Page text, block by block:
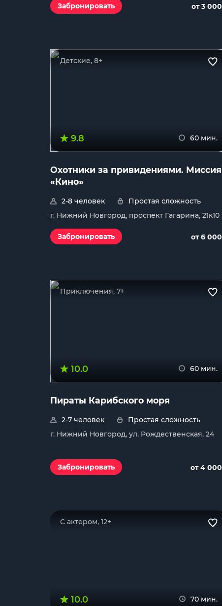
Забронировать от 3 000
Детские, 8+
9.8 60 мин.
Охотники за привидениями. Миссия
«Кино»
2-8 человек
Простая сложность
г. Нижний Новгород, проспект Гагарина, 21к10
Забронировать от 6 000
Приключения, 7+
10.0 60 мин.
Пираты Карибского моря
2-7 человек
Простая сложность
г. Нижний Новгород, ул. Рождественская, 24
Забронировать от 4 000
С актером, 12+
10.0 70 мин.